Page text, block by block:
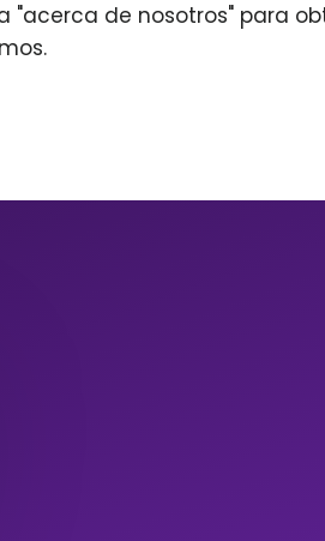
"acerca de nosotros" para